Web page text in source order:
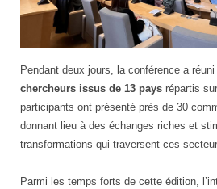
HoFoW
2026
|
Hospitality,
Food
Wine
Pendant deux jours, la conférence a réuni
chercheurs issus de 13 pays répartis
participants ont présenté près de 30
donnant lieu à des échanges riches et
transformations qui traversent ces
Parmi les temps forts de cette édition,